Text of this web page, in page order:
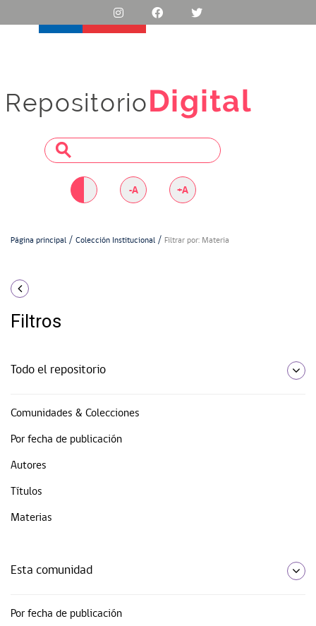
RepositorioDigital
-A +A
Página principal Colección Institucional Filtrar por: Materia
Filtros
Todo el repositorio
Comunidades & Colecciones
Por fecha de publicación
Autores
Títulos
Materias
Esta comunidad
Por fecha de publicación